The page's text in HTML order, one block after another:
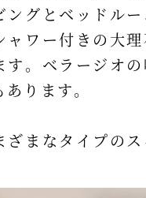
ングとベッドルー
ャワー付きの大
す。ベラージオ
ります。
ざまなタイプの